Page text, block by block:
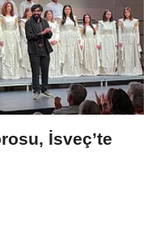
İsveç’te